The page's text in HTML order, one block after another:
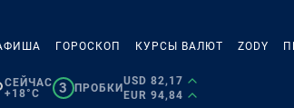
ГОРОСКОП КУРСЫ ВАЛЮТ ZODY
СЕЙЧАС
+18°C
3 ПРОБКИ
USD 82,17
EUR 94,84